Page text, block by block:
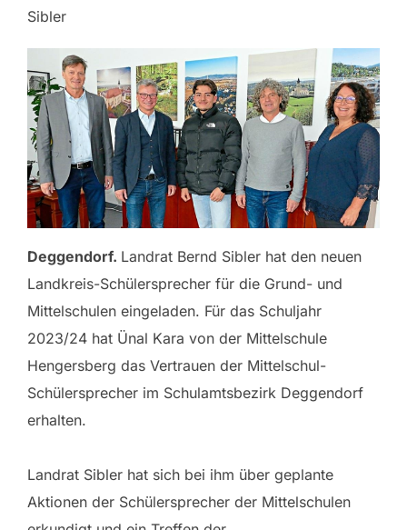
Sibler
Deggendorf. Landrat Bernd Sibler hat den neuen
Landkreis-Schülersprecher für die Grund- und
Mittelschulen eingeladen. Für das Schuljahr
2023/24 hat Ünal Kara von der Mittelschule
Hengersberg das Vertrauen der Mittelschul-
Schülersprecher im Schulamtsbezirk Deggendorf
erhalten.
Landrat Sibler hat sich bei ihm über geplante
Aktionen der Schülersprecher der Mittelschulen